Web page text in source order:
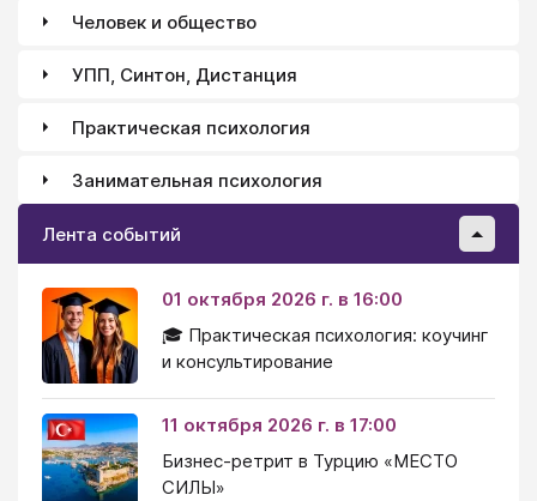
Человек и общество
УПП, Синтон, Дистанция
Практическая психология
Занимательная психология
Лента событий
01 октября 2026 г. в 16:00
🎓 Практическая психология: коучинг
и консультирование
11 октября 2026 г. в 17:00
Бизнес-ретрит в Турцию «МЕСТО
СИЛЫ»